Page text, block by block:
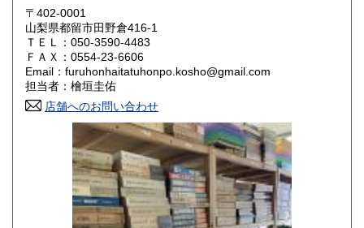
岡山県
山口県 800円
香川県 800円 愛媛県
高知県 800円
800円 長崎県
800円 大分県
800円 鹿児島県
〒402-0001
山梨県都留市田野倉416-1
ＴＥＬ：050-3590-4483
ＦＡＸ：0554-23-6606
Email：furuhonhaitatuhonpo.kosho@gmail.com
担当者：檜垣圭佑
店舗へのお問い合わせ